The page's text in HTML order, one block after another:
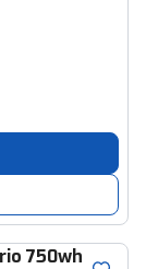
750wh